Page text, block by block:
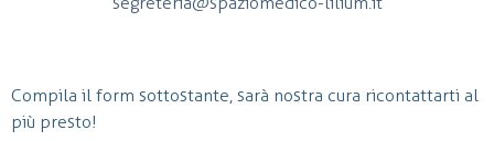
Compila il form sottostante, sarà nostra cura ricontattarti al
più presto!